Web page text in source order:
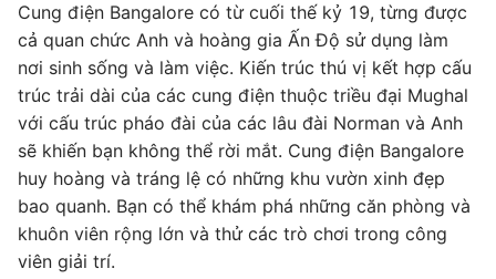
Cung điện Bangalore có từ cuối thế kỷ 19, từng được
cả quan chức Anh và hoàng gia Ấn Độ sử dụng làm
nơi sinh sống và làm việc. Kiến trúc thú vị kết hợp cấu
trúc trải dài của các cung điện thuộc triều đại Mughal
với cấu trúc pháo đài của các lâu đài Norman và Anh
sẽ khiến bạn không thể rời mắt. Cung điện Bangalore
huy hoàng và tráng lệ có những khu vườn xinh đẹp
bao quanh. Bạn có thể khám phá những căn phòng và
khuôn viên rộng lớn và thử các trò chơi trong công
viên giải trí.